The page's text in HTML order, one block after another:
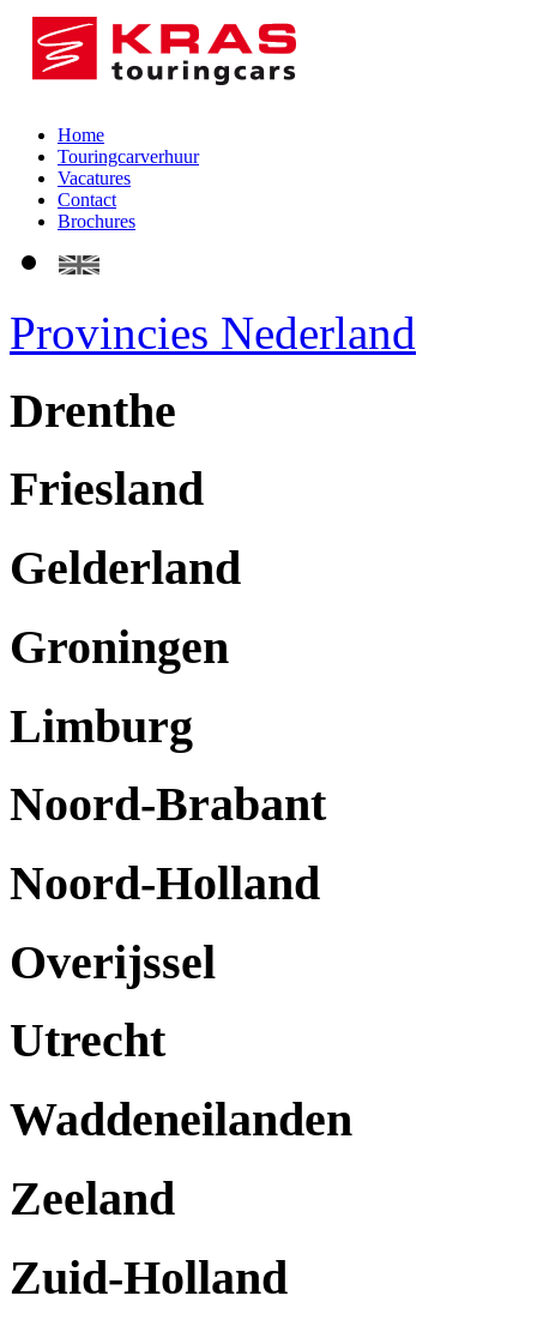
Home
Touringcarverhuur
Vacatures
Contact
Brochures
Provincies Nederland
Drenthe
Friesland
Gelderland
Groningen
Limburg
Noord-Brabant
Noord-Holland
Overijssel
Utrecht
Waddeneilanden
Zeeland
Zuid-Holland